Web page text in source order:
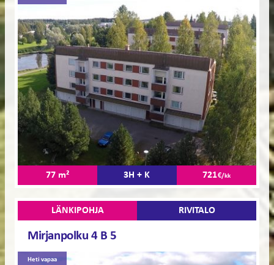
77 m² 3H + K 721€/kk
LÄNKIPOHJA RIVITALO
Mirjanpolku 4 B 5
Heti vapaa